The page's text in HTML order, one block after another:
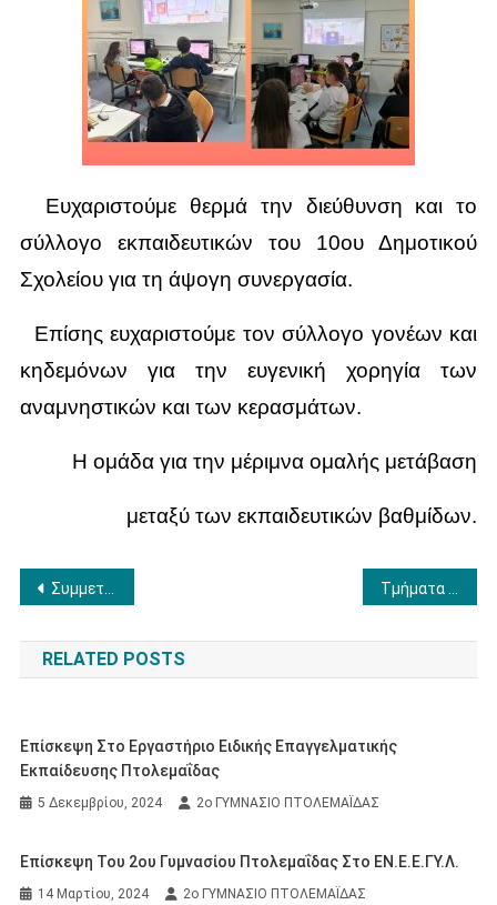
Ευχαριστούμε θερμά την διεύθυνση και το
σύλλογο εκπαιδευτικών του 10ου Δημοτικού
Σχολείου για τη άψογη συνεργασία.
Επίσης ευχαριστούμε τον σύλλογο γονέων και
κηδεμόνων για την ευγενική χορηγία των
αναμνηστικών και των κερασμάτων.
Η ομάδα για την μέριμνα ομαλής μετάβαση
μεταξύ των εκπαιδευτικών βαθμίδων.
Πλοήγηση
άρθρων
Συμμετοχή στο 8ο Μαθητικό Πρωτάθλημα Scrabble
RELATED POSTS
Επίσκεψη Στο Εργαστήριο Ειδικής Επαγγελματικής
Εκπαίδευσης Πτολεμαΐδας
5 Δεκεμβρίου, 2024 2ο ΓΥΜΝΑΣΙΟ ΠΤΟΛΕΜΑΪΔΑΣ
Επίσκεψη Του 2ου Γυμνασίου Πτολεμαΐδας Στο ΕΝ.Ε.Ε.ΓΥ.Λ.
14 Μαρτίου, 2024 2ο ΓΥΜΝΑΣΙΟ ΠΤΟΛΕΜΑΪΔΑΣ